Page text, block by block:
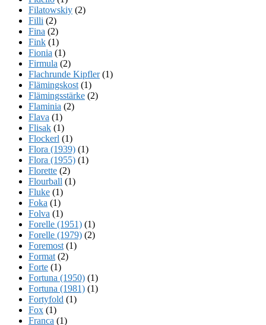
Filatowskiy (2)
Filli (2)
Fina (2)
Fink (1)
Fionia (1)
Firmula (2)
Flachrunde Kipfler(1)
Flämingskost (1)
Flämingsstärke (2)
Flaminia (2)
Flava (1)
Flisak (1)
Flockerl (1)
Flora (1939) (1)
Flora (1955) (1)
Florette (2)
Flourball (1)
Fluke (1)
Foka (1)
Folva (1)
Forelle (1951) (1)
Forelle (1979) (2)
Foremost (1)
Format (2)
Forte (1)
Fortuna (1950) (1)
Fortuna (1981) (1)
Fortyfold (1)
Fox (1)
Franca (1)